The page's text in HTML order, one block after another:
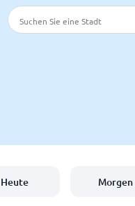
Heute Morgen